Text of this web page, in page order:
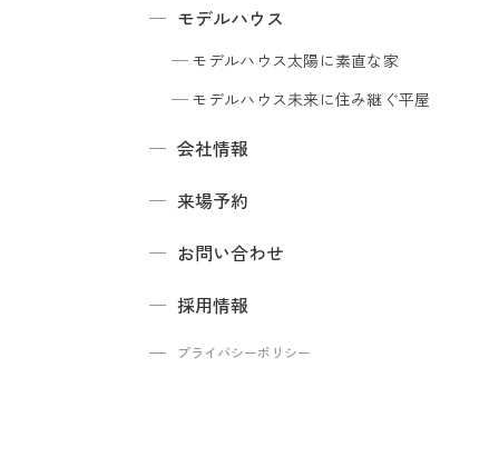
モデルハウス
モデルハウス太陽に素直な家
モデルハウス未来に住み継ぐ平屋
会社情報
来場予約
お問い合わせ
採用情報
プライバシーポリシー